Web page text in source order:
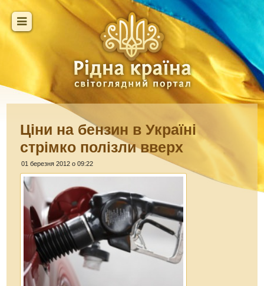
Ціни на бензин в Україні
стрімко полізли вверх
01 березня 2012 о 09:22